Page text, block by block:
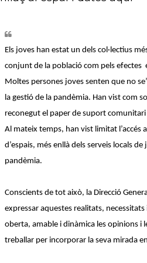
Els joves han estat un dels col·lectius
conjunt de la població com pels efectes
Moltes persones joves senten que no
la gestió de la pandèmia. Han vist com
reconegut el paper de suport
Al mateix temps, han vist limitat l’accés
d’espais, més enllà dels serveis locals
pandèmia.
Conscients de tot això, la Direcció
expressar aquestes realitats,
oberta, amable i dinàmica les opinions i
treballar per incorporar la seva mirada